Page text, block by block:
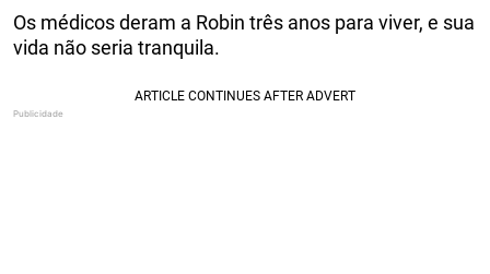
Os médicos deram a Robin três anos para viver, e sua
vida não seria tranquila.